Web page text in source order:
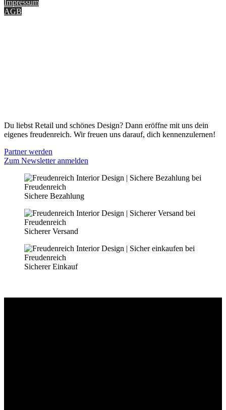
Impressum
AGB
Du liebst Retail und schönes Design? Dann eröffne mit uns dein
eigenes freudenreich. Wir freuen uns darauf, dich kennenzulernen!
Partner werden
Zum Newsletter anmelden
Sichere Bezahlung
Sicherer Versand
Sicherer Einkauf